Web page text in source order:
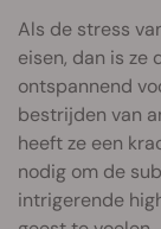
Als de stress
eisen, dan is ze
ontspannend
bestrijden van
heeft ze een
nodig om de
intrigerende